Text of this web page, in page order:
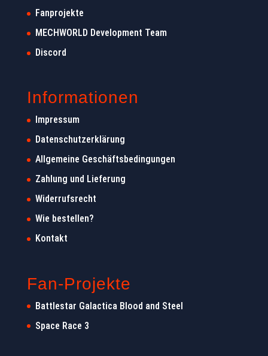
Fanprojekte
MECHWORLD Development Team
Discord
Informationen
Impressum
Datenschutzerklärung
Allgemeine Geschäftsbedingungen
Zahlung und Lieferung
Widerrufsrecht
Wie bestellen?
Kontakt
Fan-Projekte
Battlestar Galactica Blood and Steel
Space Race 3